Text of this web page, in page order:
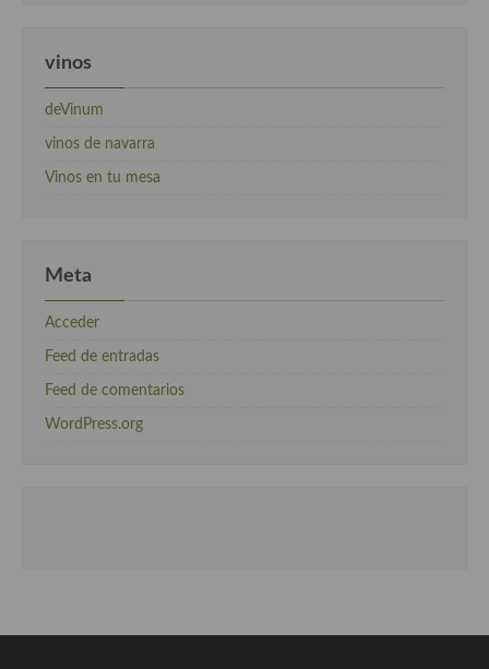
vinos
deVinum
vinos de navarra
Vinos en tu mesa
Meta
Acceder
Feed de entradas
Feed de comentarios
WordPress.org